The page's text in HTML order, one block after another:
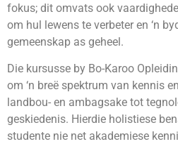
fokus; dit omvats ook
om hul lewens te verbeter en ‘n
gemeenskap as geheel.
Die kursusse by Bo-Karoo
om ‘n breë spektrum van kennis
landbou- en ambagsake tot
geskiedenis. Hierdie holistiese
studente nie net akademiese